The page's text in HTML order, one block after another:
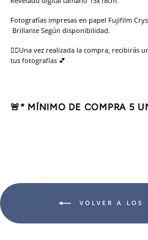
Fotografías impresas en papel Fujifilm
Brillante Según disponibilidad.
👉🏻Una vez realizada la compra, recibirás
tus fotografías 💕
🚨* MÍNIMO DE COMPRA 5
VOLVER A LOS